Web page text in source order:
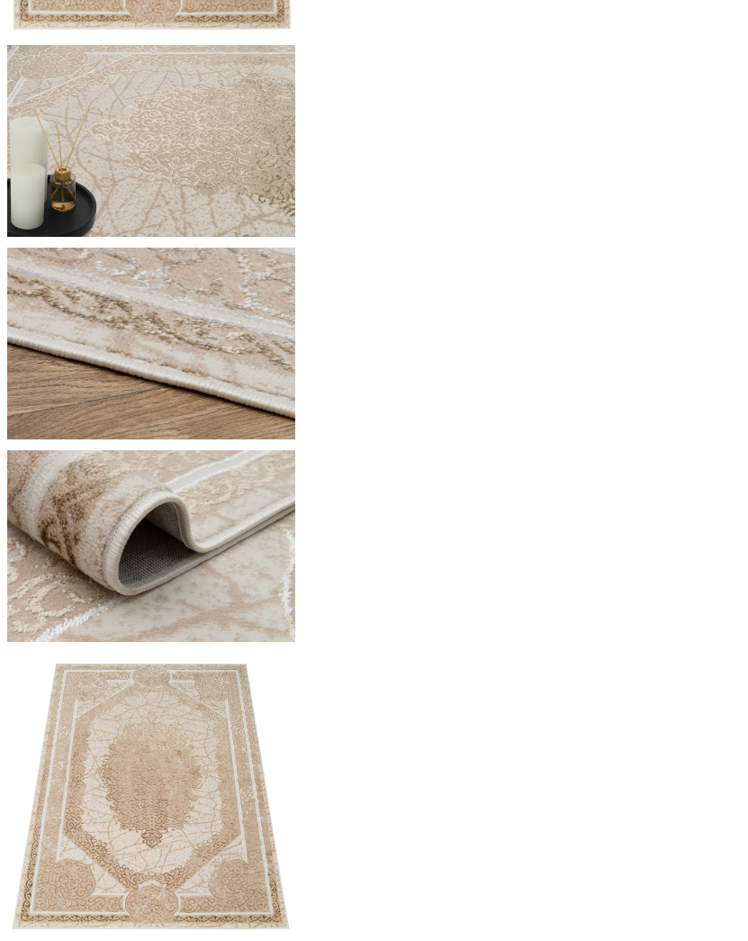
Utilizziamo i cookie per personalizzare contenuti e annunci, per fornire funzionalità dei social
Condividiamo inoltre informazioni su come utilizzi il nostro sito con i nostri partner social,
combinarle con altre informazioni che hai fornito loro o che hanno raccolto in base al tuo utilizzo
Indispensabili
I cookie indispensabili sono cruciali per le funzioni di base del sito e il sito non funzionerà come
memorizzano alcun dato personale identificabile.
Preferenze
I cookie relativi alle preferenze permettono al sito di ricordare informazioni che modificano il
esempio la tua lingua preferita o la regione in cui ti trovi.
Statistica
I cookie statistici aiutano i proprietari dei siti web a capire come i visitatori interagiscono con i
modo anonimo.
Marketing